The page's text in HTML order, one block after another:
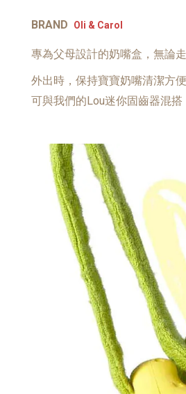
BRAND Oli & Carol
專為父母設計的奶嘴盒，無論
外出時，保持寶寶奶嘴清潔方
可與我們的Lou迷你固齒器混搭